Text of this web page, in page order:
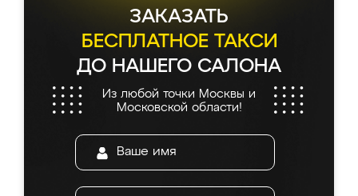
ЗАКАЗАТЬ
БЕСПЛАТНОЕ ТАКСИ
ДО НАШЕГО САЛОНА
Из любой точки Москвы и
Московской области!